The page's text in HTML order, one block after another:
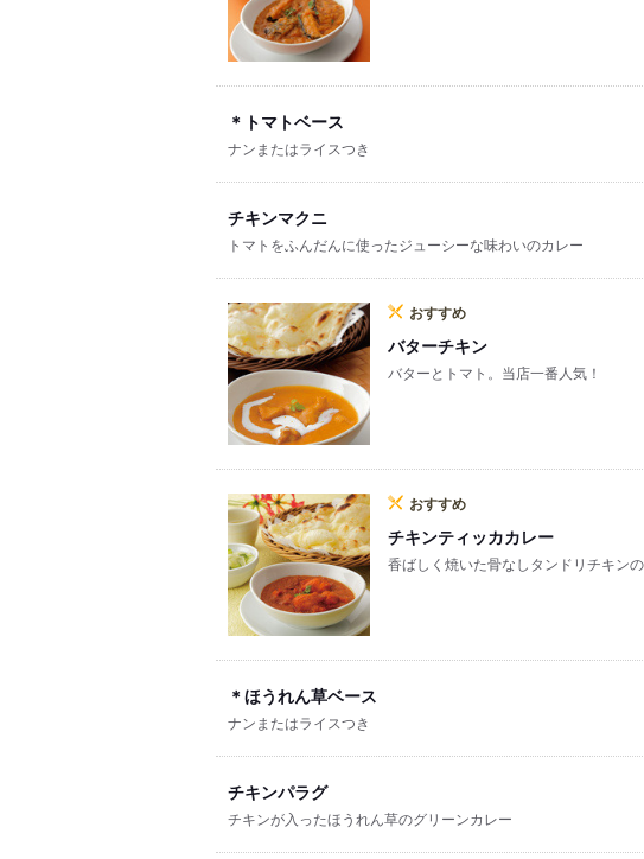
＊トマトベース
ナンまたはライスつき
チキンマクニ
トマトをふんだんに使ったジューシーな味わいのカレー
おすすめ
バターチキン
バターとトマト。当店一番人気！
おすすめ
チキンティッカカレー
香ばしく焼いた骨なしタンドリチキン
＊ほうれん草ベース
ナンまたはライスつき
チキンパラグ
チキンが入ったほうれん草のグリーンカレー